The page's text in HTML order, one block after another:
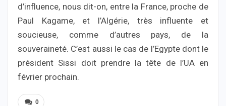
d’influence, nous dit-on, entre la France, proche de
Paul Kagame, et l’Algérie, très influente et
soucieuse, comme d’autres pays, de la
souveraineté. C’est aussi le cas de l’Egypte dont le
président Sissi doit prendre la tête de l’UA en
février prochain.
0